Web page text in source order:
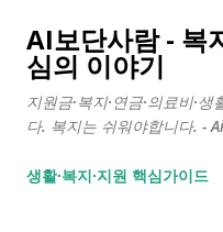
기본
AI보단사람 - 복
심의 이야기
지원금·복지·연금·의료비·
다. 복지는 쉬워야합니다. -
생활∙복지∙지원 핵심가이드